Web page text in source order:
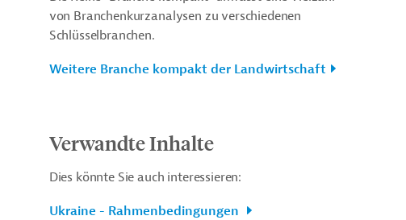
von Branchenkurzanalysen zu verschiedenen
Schlüsselbranchen.
Weitere Branche kompakt der Landwirtschaft
Verwandte Inhalte
Dies könnte Sie auch interessieren:
Ukraine - Rahmenbedingungen